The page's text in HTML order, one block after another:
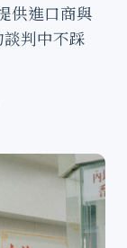
供進口商與
判中不踩